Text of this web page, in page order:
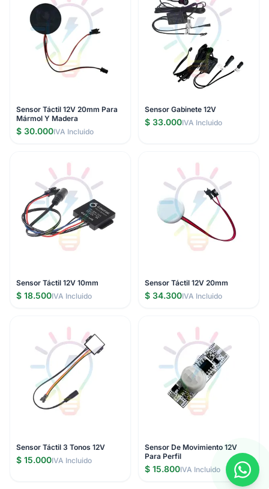
Sensor Táctil 12V 20mm Para
Mármol Y Madera
$ 30.000IVA Incluido
Sensor Gabinete 12V
$ 33.000IVA Incluido
Sensor Táctil 12V 10mm
$ 18.500IVA Incluido
Sensor Táctil 12V 20mm
$ 34.300IVA Incluido
Sensor Táctil 3 Tonos 12V
$ 15.000IVA Incluido
Sensor De Movimiento 12V
Para Perfil
$ 15.800IVA Incluido